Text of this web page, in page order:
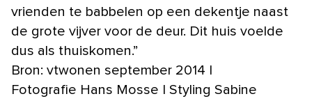
vrienden te babbelen op een dekentje naast
de grote vijver voor de deur. Dit huis voelde
dus als thuiskomen.”
Bron: vtwonen september 2014 |
Fotografie Hans Mosse | Styling Sabine